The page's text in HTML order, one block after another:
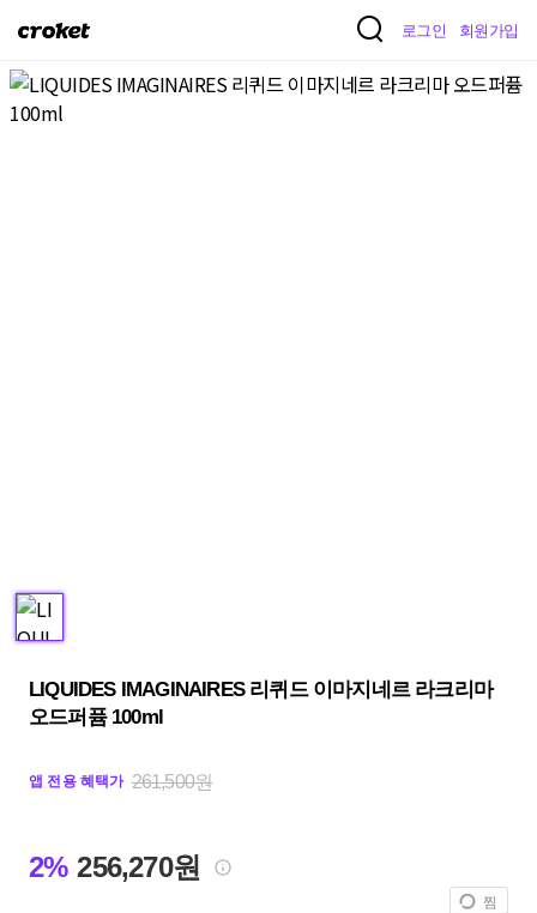
크
켓
로그인 회원가입
LIQUIDES IMAGINAIRES 리퀴드 이마지네르 라크리마
오드퍼퓸 100ml
앱 전용 혜택가 261,500원
2% 256,270원
찜